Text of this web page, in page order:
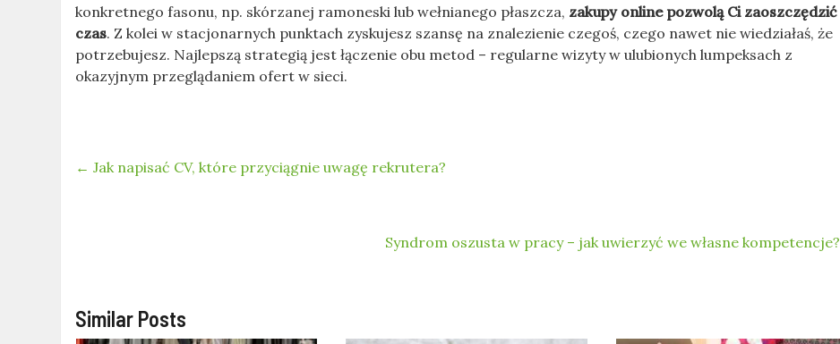
konkretnego fasonu, np. skórzanej ramoneski lub wełnianego płaszcza, zakupy online pozwolą Ci zaoszczędzić
czas. Z kolei w stacjonarnych punktach zyskujesz szansę na znalezienie czegoś, czego nawet nie wiedziałaś, że
potrzebujesz. Najlepszą strategią jest łączenie obu metod – regularne wizyty w ulubionych lumpeksach z
okazyjnym przeglądaniem ofert w sieci.
← Jak napisać CV, które przyciągnie uwagę rekrutera?
Syndrom oszusta w pracy – jak uwierzyć we własne kompetencje?
Similar Posts